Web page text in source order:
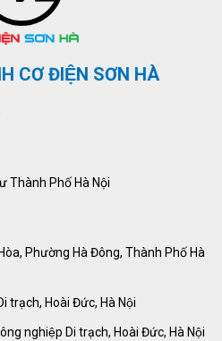
CƠ ĐIỆN SƠN HÀ
Thành Phố Hà Nội
Phường Hà Đông, Thành Phố Hà
trạch, Hoài Đức, Hà Nội
nghiệp Di trạch, Hoài Đức, Hà Nội